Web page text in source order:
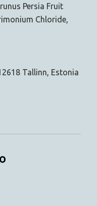
Persia Fruit
Chloride,
Tallinn, Estonia